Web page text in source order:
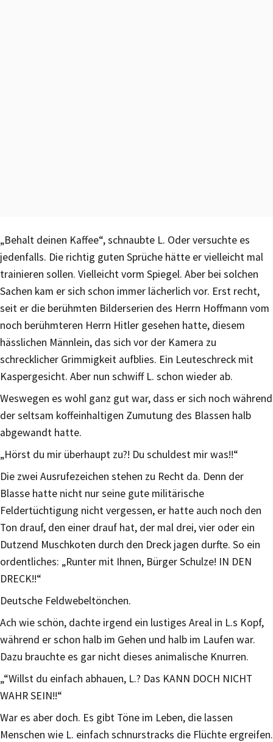
„Behalt deinen Kaffee“, schnaubte L. Oder versuchte es
jedenfalls. Die richtig guten Sprüche hätte er vielleicht mal
trainieren sollen. Vielleicht vorm Spiegel. Aber bei solchen
Sachen kam er sich schon immer lächerlich vor. Erst recht,
seit er die berühmten Bilderserien des Herrn Hoffmann vom
noch berühmteren Herrn Hitler gesehen hatte, diesem
hässlichen Männlein, das sich vor der Kamera zu
schrecklicher Grimmigkeit aufblies. Ein Leuteschreck mit
Kaspergesicht. Aber nun schwiff L. schon wieder ab.
Weswegen es wohl ganz gut war, dass er sich noch während
der seltsam koffeinhaltigen Zumutung des Blassen halb
abgewandt hatte.
„Hörst du mir überhaupt zu?! Du schuldest mir was!!“
Die zwei Ausrufezeichen stehen zu Recht da. Denn der
Blasse hatte nicht nur seine gute militärische
Feldertüchtigung nicht vergessen, er hatte auch noch den
Ton drauf, den einer drauf hat, der mal drei, vier oder ein
Dutzend Muschkoten durch den Dreck jagen durfte. So ein
ordentliches: „Runter mit Ihnen, Bürger Schulze! IN DEN
DRECK!!“
Deutsche Feldwebeltönchen.
Ach wie schön, dachte irgend ein lustiges Areal in L.s Kopf,
während er schon halb im Gehen und halb im Laufen war.
Dazu brauchte es gar nicht dieses animalische Knurren.
„“Willst du einfach abhauen, L.? Das KANN DOCH NICHT
WAHR SEIN!!“
War es aber doch. Es gibt Töne im Leben, die lassen
Menschen wie L. einfach schnurstracks die Flüchte ergreifen.